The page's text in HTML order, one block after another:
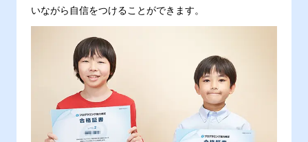
いながら自信をつけることができます。